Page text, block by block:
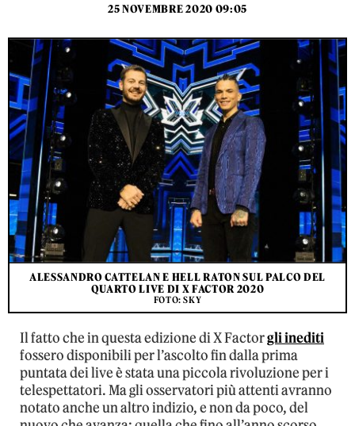
25 NOVEMBRE 2020 09:05
ALESSANDRO CATTELAN E HELL RATON SUL PALCO DEL
QUARTO LIVE DI X FACTOR 2020
FOTO: SKY
Il fatto che in questa edizione di X Factorgli inediti
fossero disponibili per l’ascolto fin dalla prima
puntata dei live è stata una piccola rivoluzione per i
telespettatori. Ma gli osservatori più attenti avranno
notato anche un altro indizio, e non da poco, del